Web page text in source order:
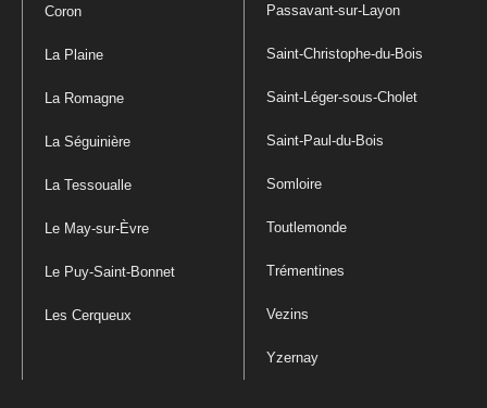
Coron
La Plaine
La Romagne
La Séguinière
La Tessoualle
Le May-sur-Èvre
Le Puy-Saint-Bonnet
Les Cerqueux
Passavant-sur-Layon
Saint-Christophe-du-Bois
Saint-Léger-sous-Cholet
Saint-Paul-du-Bois
Somloire
Toutlemonde
Trémentines
Vezins
Yzernay